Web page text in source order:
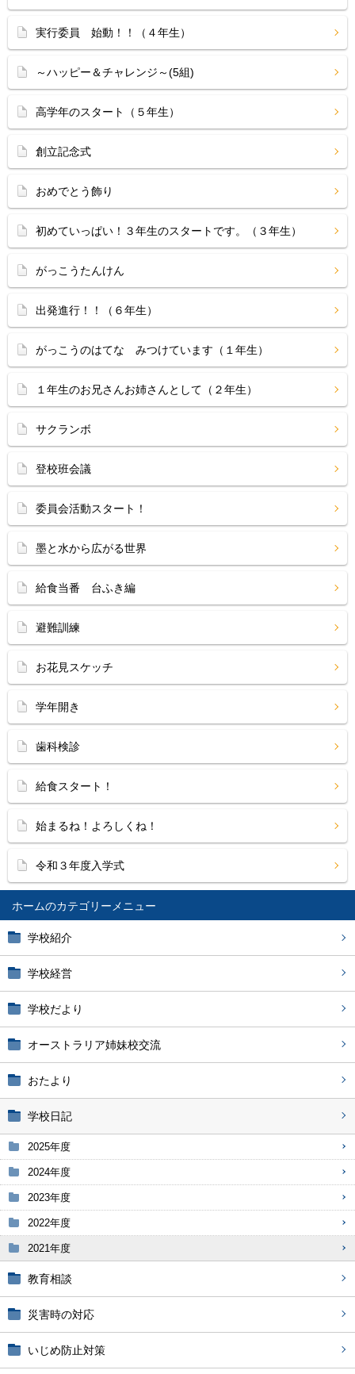
ホーム
学校紹介
学校経営
学校だより
オーストラリア姉妹校交流
おたより
学校日記
2025年度
2024年度
2023年度
2022年度
2021年度
教育相談
災害時の対応
いじめ防止対策
実行委員 始動！！（４年生）
～ハッピー＆チャレンジ～(5組)
高学年のスタート（５年生）
創立記念式
おめでとう飾り
初めていっぱい！３年生のスタートです。（３年生）
がっこうたんけん
出発進行！！（６年生）
がっこうのはてな みつけています（１年生）
１年生のお兄さんお姉さんとして（２年生）
サクランボ
登校班会議
委員会活動スタート！
墨と水から広がる世界
給食当番 台ふき編
避難訓練
お花見スケッチ
学年開き
歯科検診
給食スタート！
始まるね！よろしくね！
令和３年度入学式